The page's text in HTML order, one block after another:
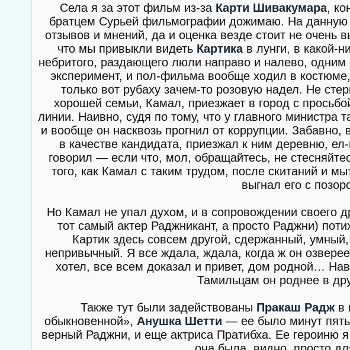
Села я за этот фильм из-за Карти Шивакумара,
братцем Сурьей фильмографии дожимаю. На данную
отзывов и мнений, да и оценка везде стоит не очень
что мы привыкли видеть Картикав лунги, в какой-
небритого, раздающего люли направо и налево,
эксперимент, и пол-фильма вообще ходил в
только вот рубаху зачем-то розовую надел. Не
хорошей семьи, Камал, приезжает в город с
линии. Наивно, судя по тому, что у главного министра
и вообще он насквозь прогнил от коррупции.
в качестве кандидата, приезжал к ним деревню,
говорил — если что, мол, обращайтесь, не
того, как Камал с таким трудом, после скитаний и
выгнал его с
Но Камал не упал духом, и в сопровождении своего
тот самый актер Раджникант, а просто Раджни)
Картик здесь совсем другой, сдержанный,
непривычный. Я все ждала, ждала, когда ж он
хотел, все всем доказал и привет, дом родной…
Тамильцам он роднее в
Также тут были задействованы Пракаш Радж в
обыкновенной», Анушка Шетти — ее было минут
верный Раджни, и еще актриса Пратибха. Ее героиню